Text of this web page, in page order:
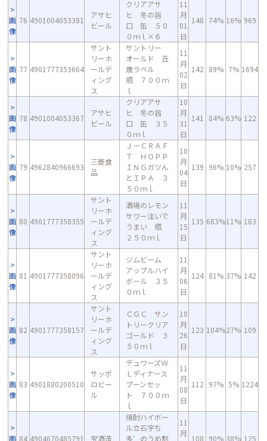
画
像
76 4901004053381
アサヒ
ビール
クリアアサ
ヒ 冬の旨
口 缶 ５０
０ｍｌ×６
11
月
01
日
148 74% 16% 969
画
像
77 4901777353664
サント
リーホ
ールデ
ィング
ス
サントリー
オールド 丑
歳ラベル
瓶 ７００ｍ
ｌ
11
月
02
日
142 89% 7% 1694
画
像
78 4901004053367
アサヒ
ビール
クリアアサ
ヒ 冬の旨
口 缶 ３５
０ｍｌ
10
月
31
日
141 84% 63% 122
画
像
79 4962840966693
三菱食
品
Ｊ－ＣＲＡＦ
Ｔ ＨＯＰＰ
ＩＮＧガツん
とＩＰＡ ３
５０ｍｌ
10
月
04
日
139 96% 10% 257
画
像
80 4901777358355
サント
リーホ
ールデ
ィング
ス
酒場のレモン
サワー注いで
うまい 瓶
２５０ｍｌ
11
月
15
日
135 683%11% 183
画
像
81 4901777358096
サント
リーホ
ールデ
ィング
ス
ジムビーム
アップルハイ
ボール ３５
０ｍｌ
11
月
06
日
124 81% 37% 142
画
像
82 4901777358157
サント
リーホ
ールデ
ィング
ス
ＣＧＣ サン
トリークリア
ゴールド ３
５０ｍｌ
10
月
26
日
123 104%27% 109
画
像
83 4901880200510
サッポ
ロビー
ル
デュワーズＷ
Ｌディナース
プーンセッ
ト ７００ｍ
ｌ
11
月
08
日
112 97% 5% 1224
画 84 4904670485791 宝酒造
焼酎ハイボー
ル立石宇ち
多゛のうめ割
11
月
108 90% 38% 125